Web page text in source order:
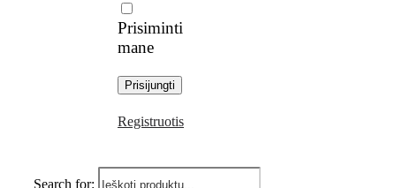
Prisiminti
mane
Registruotis
Search for: